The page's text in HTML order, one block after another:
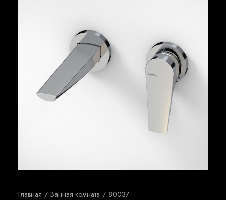
Media
Где купить
Главная Ванная комната 80037